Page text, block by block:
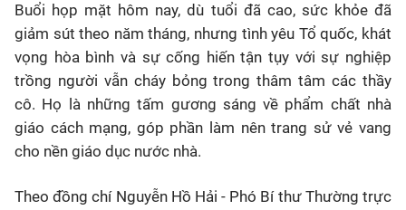
Buổi họp mặt hôm nay, dù tuổi đã cao, sức khỏe đã
giảm sút theo năm tháng, nhưng tình yêu Tổ quốc, khát
vọng hòa bình và sự cống hiến tận tụy với sự nghiệp
trồng người vẫn cháy bỏng trong thâm tâm các thầy
cô. Họ là những tấm gương sáng về phẩm chất nhà
giáo cách mạng, góp phần làm nên trang sử vẻ vang
cho nền giáo dục nước nhà.
Theo đồng chí Nguyễn Hồ Hải - Phó Bí thư Thường trực